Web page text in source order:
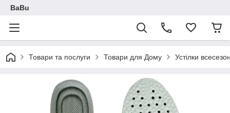
BaBu
Товари та послуги Товари для Дому Устілки